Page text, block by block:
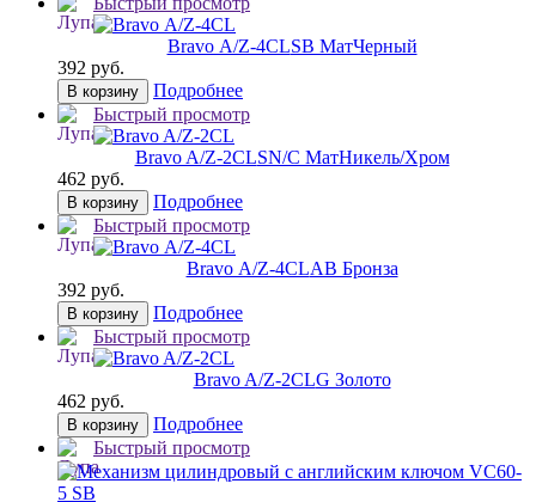
Bravo А/Z-4CLSB МатЧерный
392 руб.
В корзину
Подробнее
Быстрый просмотр
Bravo A/Z-2CLSN/C МатНикель/Хром
462 руб.
В корзину
Подробнее
Быстрый просмотр
Bravo А/Z-4CLAB Бронза
392 руб.
В корзину
Подробнее
Быстрый просмотр
Bravo A/Z-2CLG Золото
462 руб.
В корзину
Подробнее
Быстрый просмотр